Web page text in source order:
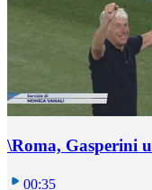
\Roma, Gasperini
00:35